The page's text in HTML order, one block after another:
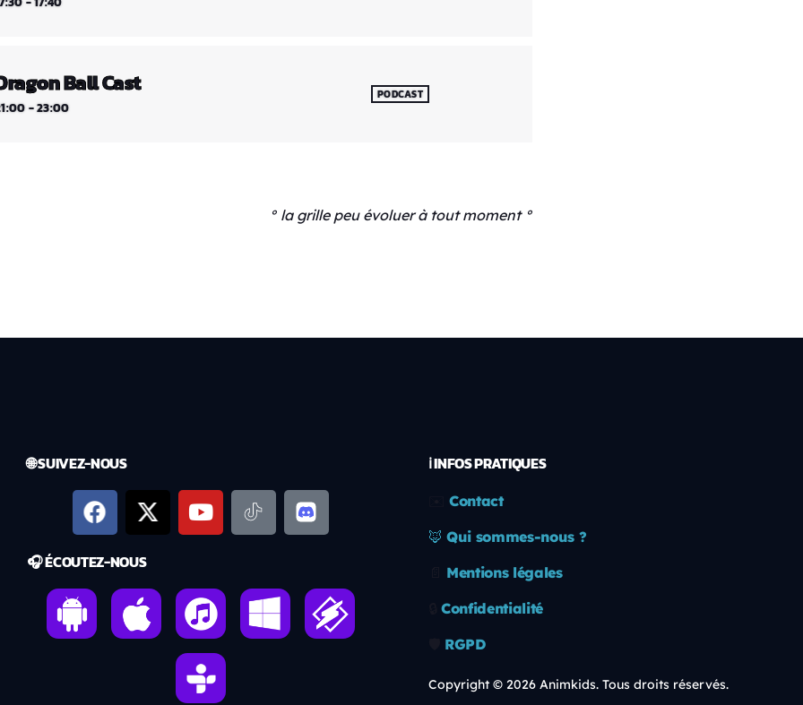
PODCAST
Ball Cast
- 23:00
° la grille peu évoluer à tout moment °
🌐 SUIVEZ-NOUS
🎧 ÉCOUTEZ-NOUS
ℹ️ INFOS PRATIQUES
Contact
🦊 Qui sommes-nous ?
Mentions légales
Confidentialité
RGPD
Copyright © 2026 Animkids. Tous droits réservés.